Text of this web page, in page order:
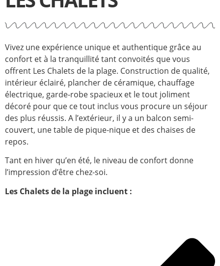
Vivez une expérience unique et authentique grâce au
confort et à la tranquillité tant convoités que vous
offrent Les Chalets de la plage. Construction de qualité,
intérieur éclairé, plancher de céramique, chauffage
électrique, garde-robe spacieux et le tout joliment
décoré pour que ce tout inclus vous procure un séjour
des plus réussis. A l’extérieur, il y a un balcon semi-
couvert, une table de pique-nique et des chaises de
repos.
Tant en hiver qu’en été, le niveau de confort donne
l’impression d’être chez-soi.
Les Chalets de la plage incluent :